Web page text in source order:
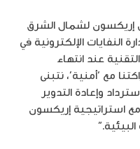
إريكسون لشمال الشرق
النفايات الإلكترونية في
عند انتهاء
مع ‘أمنية’، نتبنى
وإعادة التدوير
استراتيجية إريكسون